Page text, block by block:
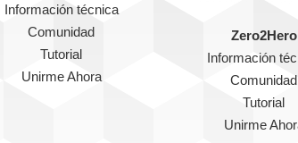
Información técnica
Comunidad
Tutorial
Unirme Ahora
Zero2Hero
Información
Comunidad
Tutorial
Unirme